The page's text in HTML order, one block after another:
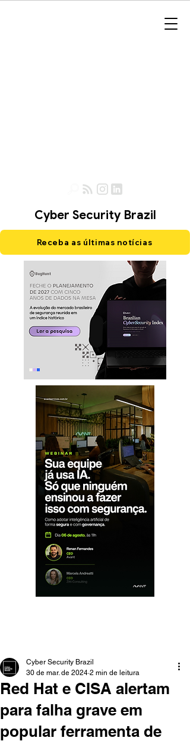
Cyber Security Brazil
Receba as últimas notícias
Red Hat e CISA alertam
para falha grave em
popular ferramenta de
Cyber Security Brazil
30 de mar. de 2024 2 min de leitura